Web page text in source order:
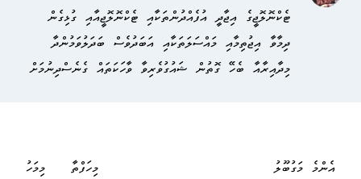
ޓެކްނޮލޮޖީގެ އިޖާދީ އުފެއްދުންތަކާއި ޓެކްނޮލޮޖީއާއި ގުޅިގެން
ދިމާވާ އިޖުތިމާއި މައްސަލަތަކާއި އަބަދުވެސް ބަދަލުވަމުންދާ
މިދާއިރާއާ ބެހޭ ގޮތުން ޝައުގުވެރިވާ ވާހަކަތައް ގެނެސްދިނުމަށް
އެންމެ މަގުބޫލު މިމަހު މިހަފްތާ